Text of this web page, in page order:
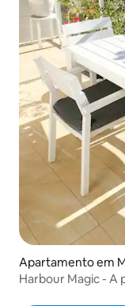
Apartamento em
Harbour Magic - A